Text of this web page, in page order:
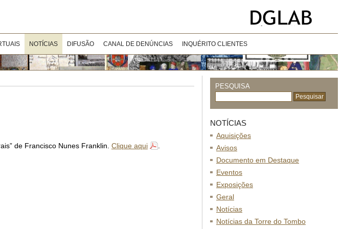
NOTÍCIAS DIFUSÃO CANAL DE DENÚNCIAS INQUÉRITO CLIENTES
de Francisco Nunes Franklin. Clique aqui
PESQUISA
NOTÍCIAS
Aquisições
Avisos
Documento em Destaque
Eventos
Exposições
Geral
Notícias
Notícias da Torre do Tombo